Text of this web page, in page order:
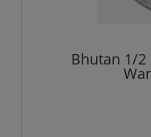
Bhutan 1/2